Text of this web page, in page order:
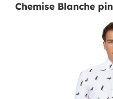
Chemise Blanche